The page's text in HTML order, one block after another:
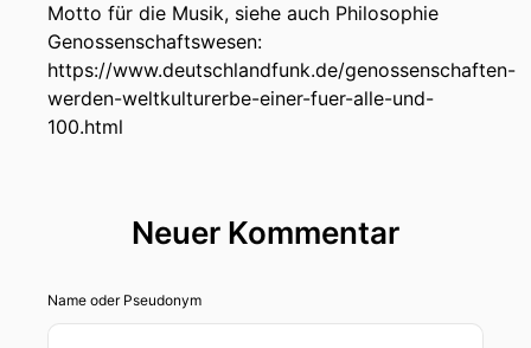
Motto für die Musik, siehe auch Philosophie
Genossenschaftswesen:
https://www.deutschlandfunk.de/genossenschaften-
werden-weltkulturerbe-einer-fuer-alle-und-
100.html
Neuer Kommentar
Name oder Pseudonym